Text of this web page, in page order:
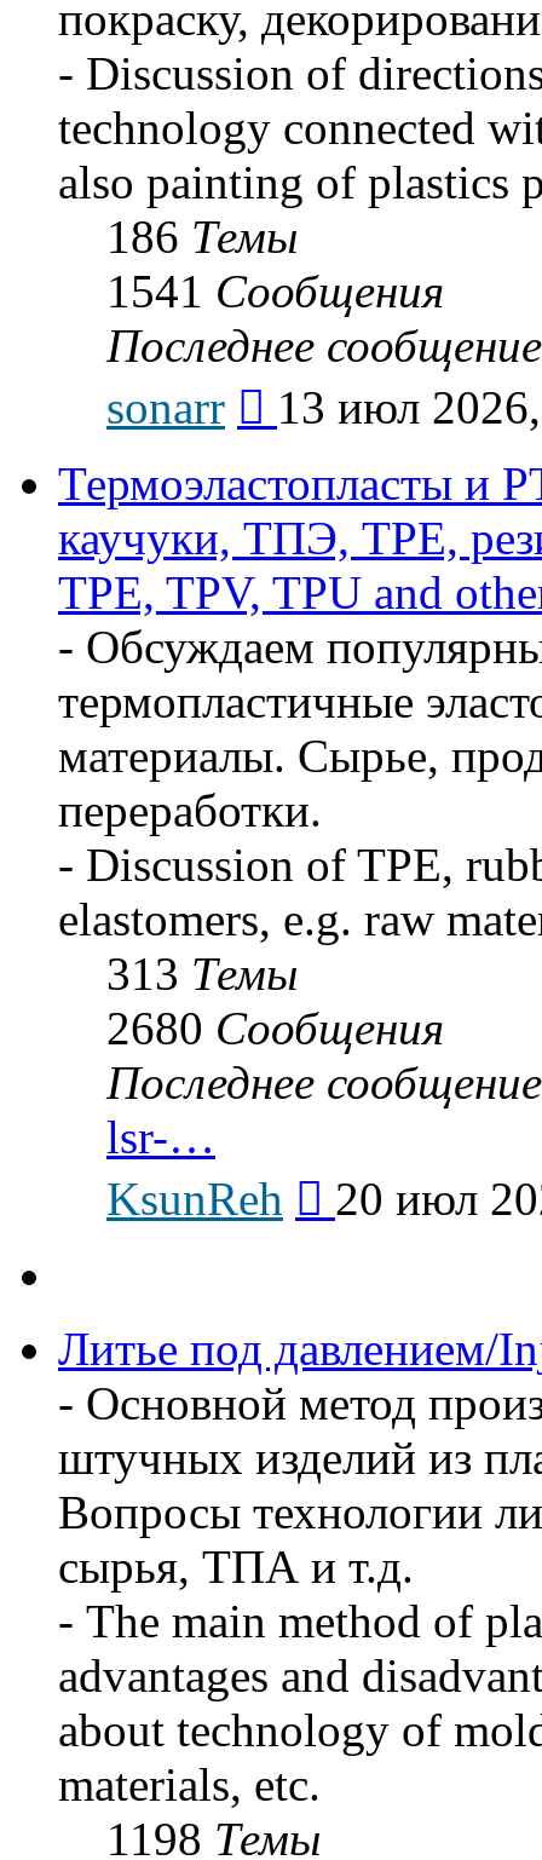
покраску,
- Discussion of
technology connected
also painting of plastics
186 Темы
1541 Сообщения
Последнее сообщение
sonarr
последнему
13 июл
Термоэластопласты и
каучуки, ТПЭ, TPE,
TPE, TPV, TPU and
- Обсуждаем
термопластичные
материалы. Сырье,
переработки.
- Discussion of TPE,
elastomers, e.g. raw
313 Темы
2680 Сообщения
Последнее сообщение
lsr-…
KsunReh
последнему
20 июл
Литье под давлением/
- Основной метод
штучных изделий из
Вопросы технологии
сырья, ТПА и т.д.
- The main method of
advantages and
about technology of
materials, etc.
1198 Темы